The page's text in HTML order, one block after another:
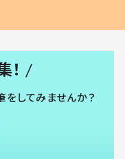
をしてみませんか？